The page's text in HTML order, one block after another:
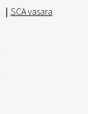
| SCA vasara